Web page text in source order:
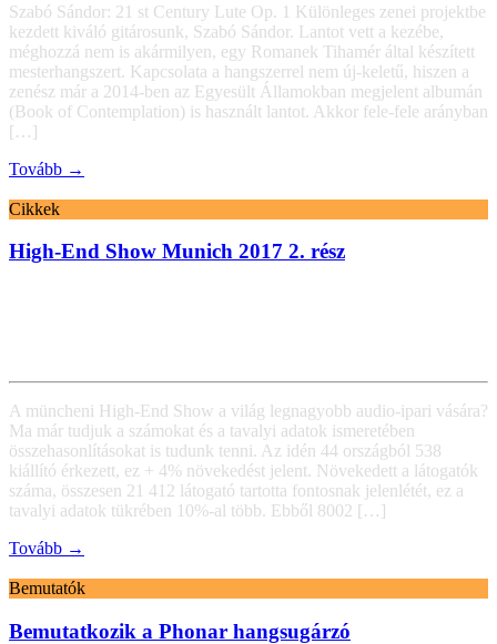
Szabó Sándor: 21 st Century Lute Op. 1 Különleges zenei projektbe
kezdett kiváló gitárosunk, Szabó Sándor. Lantot vett a kezébe,
méghozzá nem is akármilyen, egy Romanek Tihamér által készített
mesterhangszert. Kapcsolata a hangszerrel nem új-keletű, hiszen a
zenész már a 2014-ben az Egyesült Államokban megjelent albumán
(Book of Contemplation) is használt lantot. Akkor fele-fele arányban
[…]
Tovább →
Cikkek
High-End Show Munich 2017 2. rész
A müncheni High-End Show a világ legnagyobb audio-ipari vására?
Ma már tudjuk a számokat és a tavalyi adatok ismeretében
összehasonlításokat is tudunk tenni. Az idén 44 országból 538
kiállító érkezett, ez + 4% növekedést jelent. Növekedett a látogatók
száma, összesen 21 412 látogató tartotta fontosnak jelenlétét, ez a
tavalyi adatok tükrében 10%-al több. Ebből 8002 […]
Tovább →
Bemutatók
Bemutatkozik a Phonar hangsugárzó